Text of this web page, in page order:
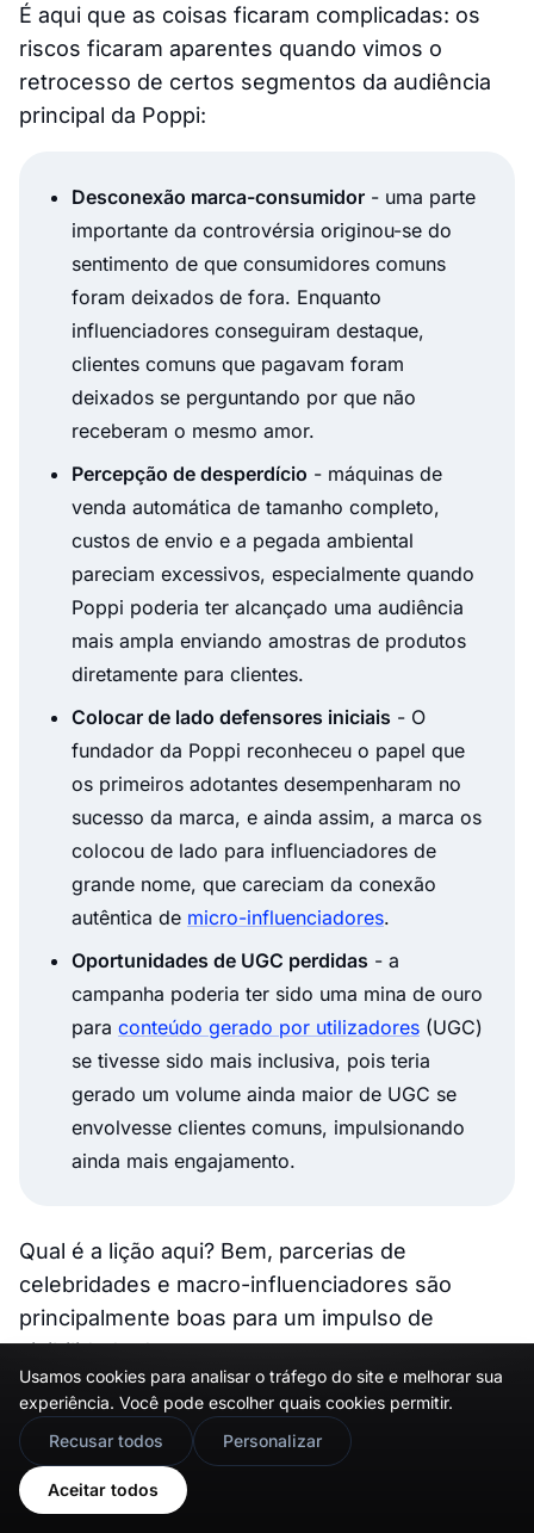
É aqui que as coisas ficaram complicadas: os
riscos ficaram aparentes quando vimos o
retrocesso de certos segmentos da audiência
principal da Poppi:
Desconexão marca-consumidor - uma parte
importante da controvérsia originou-se do
sentimento de que consumidores comuns
foram deixados de fora. Enquanto
influenciadores conseguiram destaque,
clientes comuns que pagavam foram
deixados se perguntando por que não
receberam o mesmo amor.
Percepção de desperdício - máquinas de
venda automática de tamanho completo,
custos de envio e a pegada ambiental
pareciam excessivos, especialmente quando
Poppi poderia ter alcançado uma audiência
mais ampla enviando amostras de produtos
diretamente para clientes.
Colocar de lado defensores iniciais - O
fundador da Poppi reconheceu o papel que
os primeiros adotantes desempenharam no
sucesso da marca, e ainda assim, a marca os
colocou de lado para influenciadores de
grande nome, que careciam da conexão
autêntica de micro-influenciadores.
Oportunidades de UGC perdidas - a
campanha poderia ter sido uma mina de ouro
para conteúdo gerado por utilizadores (UGC)
se tivesse sido mais inclusiva, pois teria
gerado um volume ainda maior de UGC se
envolvesse clientes comuns, impulsionando
ainda mais engajamento.
Qual é a lição aqui? Bem, parcerias de
celebridades e macro-influenciadores são
principalmente boas para um impulso de
visibilidade de curto prazo.
Se você está procurando uma conexão mais
profunda e autêntica, deve encontrar e nutrir
parcerias com criadores menores, mas mais
leais.
Usamos cookies para analisar o tráfego do site e melhorar sua
experiência. Você pode escolher quais cookies permitir.
Recusar todos
Personalizar
Aceitar todos
🇬🇧 Would you prefer this site in English?
View in English